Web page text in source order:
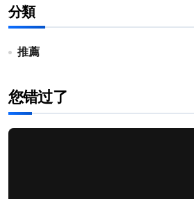
分類
推薦
您错过了